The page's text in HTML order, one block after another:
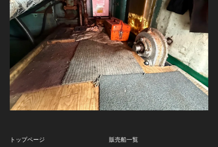
トップページ 販売船一覧